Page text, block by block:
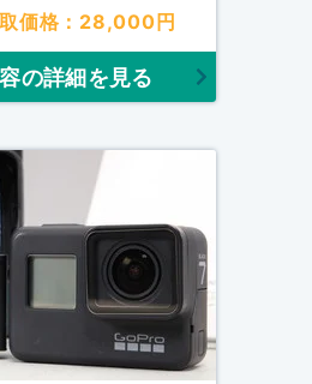
価格： 28,000 円
の詳細を見る